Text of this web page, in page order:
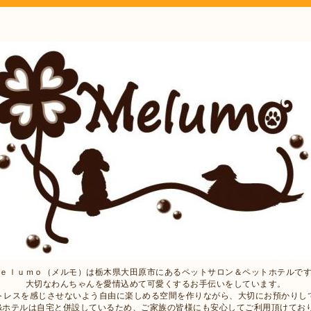
ｌｕｍｏ（メルモ）は栃木県大田原市にあるペットサロン＆ペットホテルで
大切なわんちゃんを愛情込めて可愛くするお手伝いをしています。
レスを感じさせないよう自由に楽しめる空間を作りながら、大切にお預かりし
ホテルは自宅と併設しているため、ご家族の皆様にも安心してご利用頂けてお